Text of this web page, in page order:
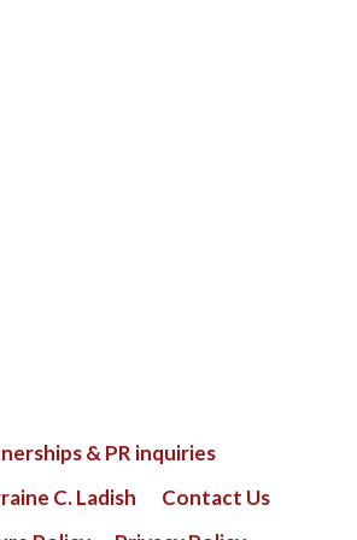
& PR inquiries
C. Ladish
Contact Us